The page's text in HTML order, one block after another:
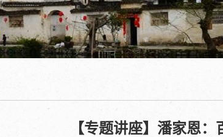
【专题讲座】潘家恩